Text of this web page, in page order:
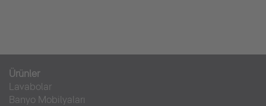
Ürünler
Lavabolar
Banyo Mobilyaları